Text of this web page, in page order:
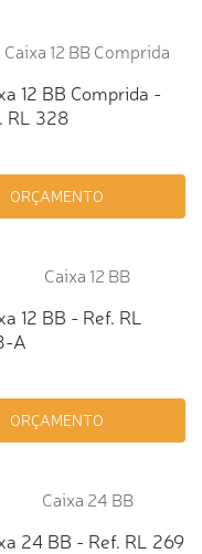
12 BB Comprida -
RL 328
ORÇAMENTO
12 BB - Ref. RL
A
ORÇAMENTO
24 BB - Ref. RL 269